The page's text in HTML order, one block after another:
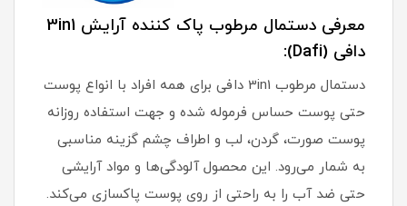
معرفی دستمال مرطوب پاک کننده آرایش 3in1
دافی (Dafi):
دستمال مرطوب 3in1 دافی برای همه افراد با انواع پوست
حتی پوست حساس فرموله شده و جهت استفاده روزانه
پوست صورت، گردن، لب و اطراف چشم گزینه مناسبی
به شمار می‌رود. این محصول آلودگی‌ها و مواد آرایشی
حتی ضد آب را به راحتی از روی پوست پاکسازی می‌کند.